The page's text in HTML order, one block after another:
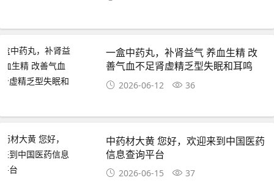
一盒中药丸，补肾益气 养血生精 改
善气血不足肾虚精乏型失眠和耳鸣
2026-06-12 36
中药材大黄 您好，欢迎来到中国医药
信息查询平台
2026-06-15 37